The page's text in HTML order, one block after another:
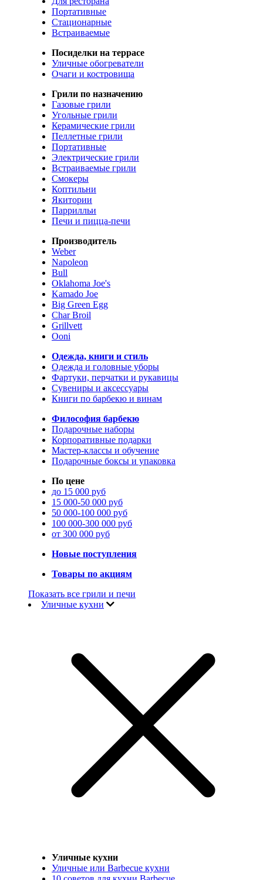
Портативные
Стационарные
Встраиваемые
Посиделки на террасе
Уличные обогреватели
Очаги и костровища
Грили по назначению
Газовые грили
Угольные грили
Керамические грили
Пеллетные грили
Портативные
Электрические грили
Встраиваемые грили
Смокеры
Коптильни
Якитории
Паррилльи
Печи и пицца-печи
Производитель
Weber
Napoleon
Bull
Oklahoma Joe's
Kamado Joe
Big Green Egg
Char Broil
Grillvett
Ooni
Одежда, книги и стиль
Одежда и головные уборы
Фартуки, перчатки и рукавицы
Сувениры и аксессуары
Книги по барбекю и винам
Философия барбекю
Подарочные наборы
Корпоративные подарки
Мастер-классы и обучение
Подарочные боксы и упаковка
По цене
до 15 000 руб
15 000-50 000 руб
50 000-100 000 руб
100 000-300 000 руб
от 300 000 руб
Новые поступления
Товары по акциям
Показать все грили и печи
Уличные кухни
Уличные кухни
Уличные или Barbecue кухни